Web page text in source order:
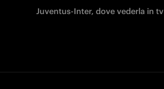
Juventus-Inter, dove vederla in tv